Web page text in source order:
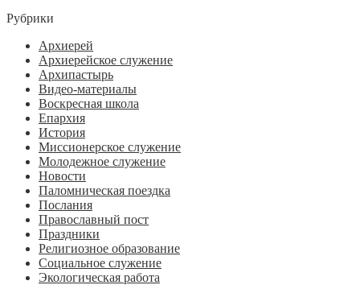
Рубрики
Архиерей
Архиерейское служение
Архипастырь
Видео-материалы
Воскресная школа
Епархия
История
Миссионерское служение
Молодежное служение
Новости
Паломническая поездка
Послания
Православный пост
Праздники
Религиозное образование
Социальное служение
Экологическая работа